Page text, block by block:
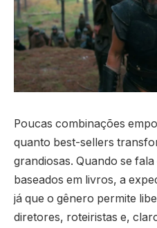
Poucas combinações
quanto best-sellers
grandiosas. Quando se
baseados em livros, a
já que o gênero permite
diretores, roteiristas e,